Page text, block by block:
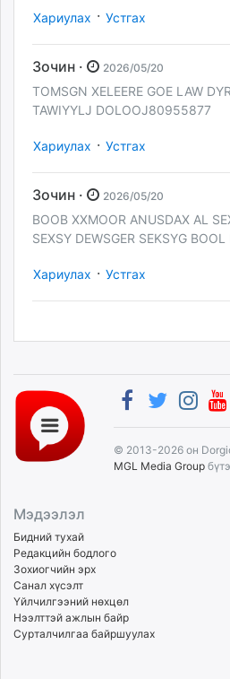
Хариулах · Устгах
Зочин · 2026/05/20
TOMSGN XELEERE GOE LAW
TAWIYYLJ DOLOOJ80955877
Хариулах · Устгах
Зочин · 2026/05/20
BOOB XXMOOR ANUSDAX AL
SEXSY DEWSGER SEKSYG
Хариулах · Устгах
© 2013-2026 он
MGL Media Group
Мэдээлэл
Бидний тухай
Редакцийн бодлого
Зохиогчийн эрх
Санал хүсэлт
Үйлчилгээний нөхцөл
Нээлттэй ажлын байр
Сурталчилгаа байршуулах